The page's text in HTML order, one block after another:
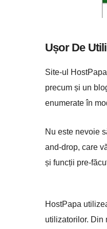
Ușor De
Site-ul
precum și un
enumerate în
Nu este nevoie
and-drop, care
și funcții pre-
HostPapa
utilizatorilor. Din